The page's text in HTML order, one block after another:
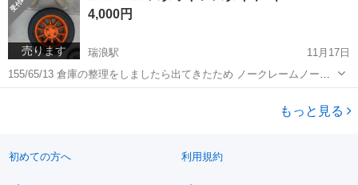
売ります
4,000円
瑞浪駅
11月17日
155/65/13 倉庫の整理をしましたら出てきたため ノークレームノーリ
ターンでお願いいたします。
もっと見る
初めての方へ 利用規約